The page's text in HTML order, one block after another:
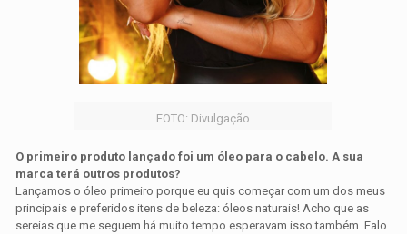
FOTO: Divulgação
O primeiro produto lançado foi um óleo para o cabelo. A sua
marca terá outros produtos?
Lançamos o óleo primeiro porque eu quis começar com um dos meus
principais e preferidos itens de beleza: óleos naturais! Acho que as
sereias que me seguem há muito tempo esperavam isso também. Falo